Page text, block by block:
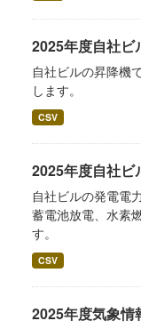
2025年度自社ビ
自社ビルの昇降機
します。
CSV
2025年度自社ビ
自社ビルの発電電
蓄電池放電、水素
す。
CSV
2025年度気象情